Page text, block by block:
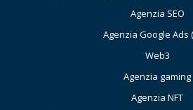
Agenzia SEO
Agenzia Google Ads
Web3
Agenzia gaming
Agenzia NFT